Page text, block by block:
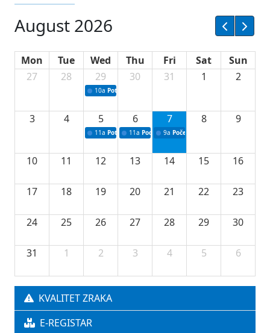
August 2026
Mon Tue Wed Thu Fri Sat
Sun
27
28 29
10a Potpisivanje ugovora sa neprofitnim
30 31 1 2
3 4 5
11a Potpisivanje ugovora o stipendijama za
6
11a Podrška razvoju vodne infrastrukture u
7
9a Početak izgradnje nove
8 9
10 11 12 13 14 15 16
17 18 19 20 21 22 23
24 25 26 27 28 29 30
31 1 2 3 4 5 6
KVALITET ZRAKA
E-REGISTAR